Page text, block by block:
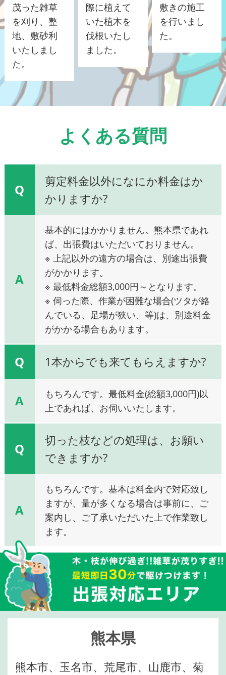
茂った雑草
を刈り、整
地、敷砂利
いたしまし
た。
際に植えて
いた植木を
伐根いたし
ました。
敷きの施工
を行いまし
た。
よくある質問
Q
剪定料金以外になにか料金はか
かりますか?
A
基本的にはかかりません。熊本県であれ
ば、出張費はいただいておりません。
※ 上記以外の遠方の場合は、別途出張費
がかかります。
※ 最低料金総額3,000円～となります。
※ 伺った際、作業が困難な場合(ツタが絡
んでいる、足場が狭い、等)は、別途料金
がかかる場合もあります。
Q 1本からでも来てもらえますか?
A
もちろんです。最低料金(総額3,000円)以
上であれば、お伺いいたします。
Q
切った枝などの処理は、お願い
できますか?
A
もちろんです。基本は料金内で対応致し
ますが、量が多くなる場合は事前に、ご
案内し、ご了承いただいた上で作業致し
ます。
熊本県
熊本市、玉名市、荒尾市、山鹿市、菊